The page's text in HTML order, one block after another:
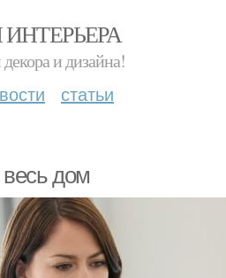
и дизайна!
статьи
дом